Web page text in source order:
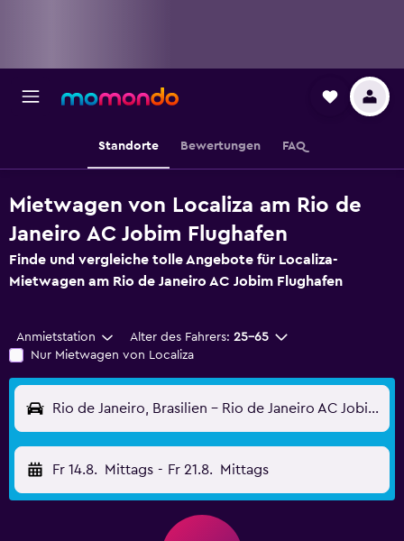
Standorte Bewertungen FAQ
Mietwagen von Localiza am Rio de
Janeiro AC Jobim Flughafen
Finde und vergleiche tolle Angebote für Localiza-
Mietwagen am Rio de Janeiro AC Jobim Flughafen
Anmietstation Alter des Fahrers: 25-65
Nur Mietwagen von Localiza
Rio de Janeiro, Brasilien - Rio de Janeiro AC Jobim (GIG)
Fr 14.8. Mittags - Fr 21.8. Mittags